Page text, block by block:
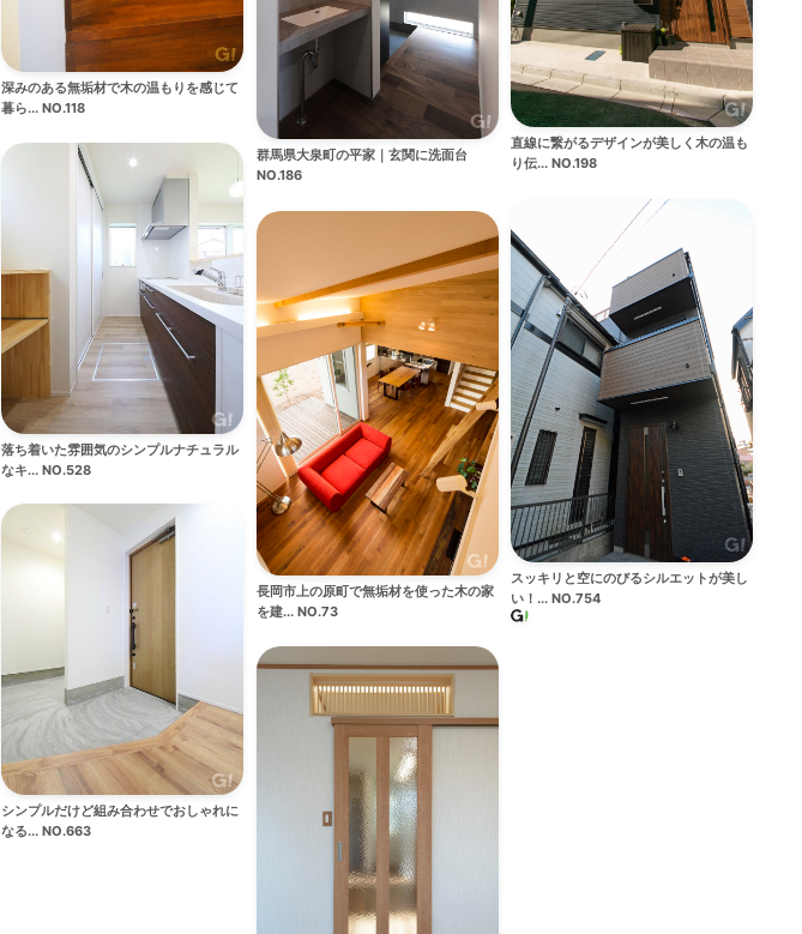
深みのある無垢材で木の温もりを感じて
暮ら... NO.118
直線に繋がるデザインが美しく木の温も
り伝... NO.198
群馬県大泉町の平家｜玄関に洗面台
NO.186
落ち着いた雰囲気のシンプルナチュラル
なキ... NO.528
スッキリと空にのびるシルエットが美し
い！... NO.754
長岡市上の原町で無垢材を使った木の家
を建... NO.73
シンプルだけど組み合わせでおしゃれに
なる... NO.663